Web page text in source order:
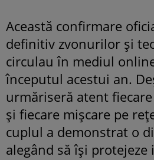
Această confirmare
definitiv zvonurilor și
circulau în mediul
începutul acestui an.
urmăriseră atent
și fiecare mișcare pe
cuplul a demonstrat o
alegând să își